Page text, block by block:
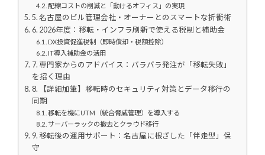
配線コストの削減と「動けるオフィス」の実現
5. 名古屋のビル管理会社・オーナーとのスマートな折衝術
6. 2026年度：移転・インフラ刷新で使える税制と補助金
DX投資促進税制（即時償却・税額控除）
IT導入補助金の活用
7. 専門家からのアドバイス：バラバラ発注が「移転失敗」
を招く理由
8. 【詳細加筆】移転時のセキュリティ対策とデータ移行の
同期
移転を機にUTM（統合脅威管理）を導入する
サーバーラックの撤去とクラウド移行
9. 移転後の運用サポート：名古屋に根ざした「伴走型」保
守